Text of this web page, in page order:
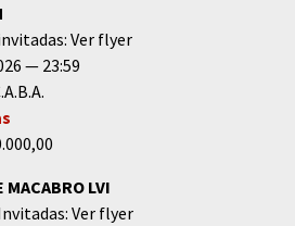
Ver flyer
23:59
MACABRO LVI
Ver flyer